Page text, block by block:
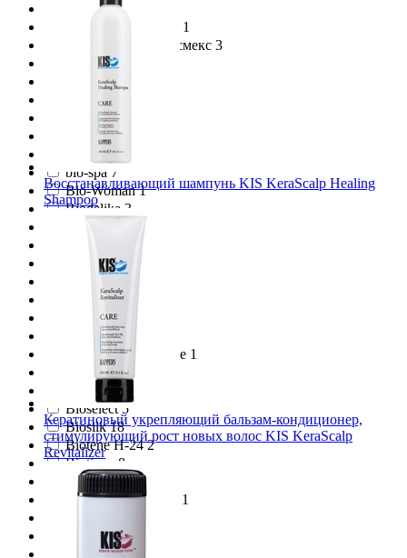
BeeCare 1
Beerskin Cosmetics 1
Belkosmex / Белкосмекс 3
Belluga 1
Berrywell 14
Beyond 1
Bio Secure 2
Bio World 2
bio-spa 7
Bio-Woman 1
Biodelika 3
Biofarma 1
BIOHELPY 1
Biokosma 1
Biomed 1
Biorga Dermatologie 1
Biosea 2
Biosea Homme 1
Bioselect 5
Biosilk 18
Biotene H-24 2
Biotique 8
Bioton 1
Biotop Professional 1
Biovax 1
BioWoman 1
Восстанавливающий шампунь KIS KeraScalp Healing
Shampoo
Кератиновый укрепляющий бальзам-кондиционер,
стимулирующий рост новых волос KIS KeraScalp
Revitalizer